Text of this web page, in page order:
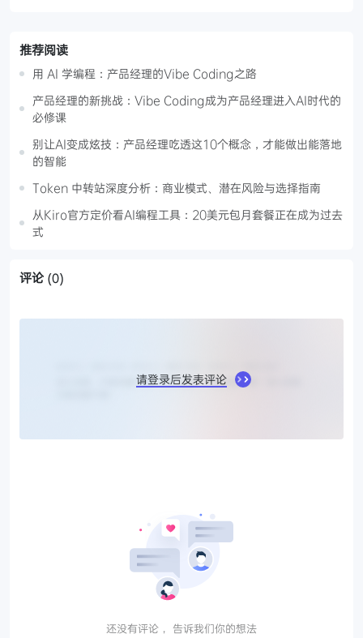
推荐阅读
用 AI 学编程：产品经理的Vibe Coding之路
产品经理的新挑战：Vibe Coding成为产品经理进入AI时代的
必修课
别让AI变成炫技：产品经理吃透这10个概念，才能做出能落地
的智能
Token 中转站深度分析：商业模式、潜在风险与选择指南
从Kiro官方定价看AI编程工具：20美元包月套餐正在成为过去
式
评论 (0)
请登录后发表评论
还没有评论， 告诉我们你的想法